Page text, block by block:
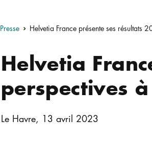
Presse Helvetia France présente ses résultats
Helvetia
perspectives
Le Havre, 13 avril 2023